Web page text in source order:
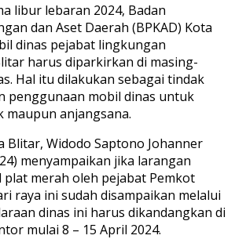
libur lebaran 2024, Badan
dan Aset Daerah (BPKAD) Kota
dinas pejabat lingkungan
harus diparkirkan di masing-
Hal itu dilakukan sebagai tindak
penggunaan mobil dinas untuk
maupun anjangsana.
Blitar, Widodo Saptono Johanner
menyampaikan jika larangan
merah oleh pejabat Pemkot
raya ini sudah disampaikan melalui
dinas ini harus dikandangkan di
mulai 8 – 15 April 2024.